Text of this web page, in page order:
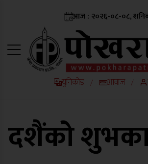
आज : २०२६-०८-०८,
युनिकोड / आवाज /
दशैंको